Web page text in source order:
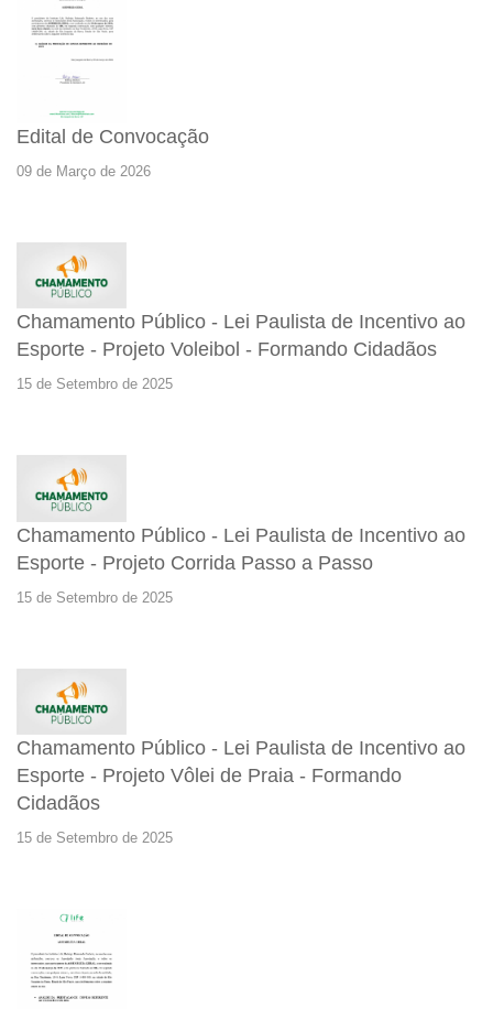
Edital de Convocação
09 de Março de 2026
Chamamento Público - Lei Paulista de Incentivo ao
Esporte - Projeto Voleibol - Formando Cidadãos
15 de Setembro de 2025
Chamamento Público - Lei Paulista de Incentivo ao
Esporte - Projeto Corrida Passo a Passo
15 de Setembro de 2025
Chamamento Público - Lei Paulista de Incentivo ao
Esporte - Projeto Vôlei de Praia - Formando
Cidadãos
15 de Setembro de 2025